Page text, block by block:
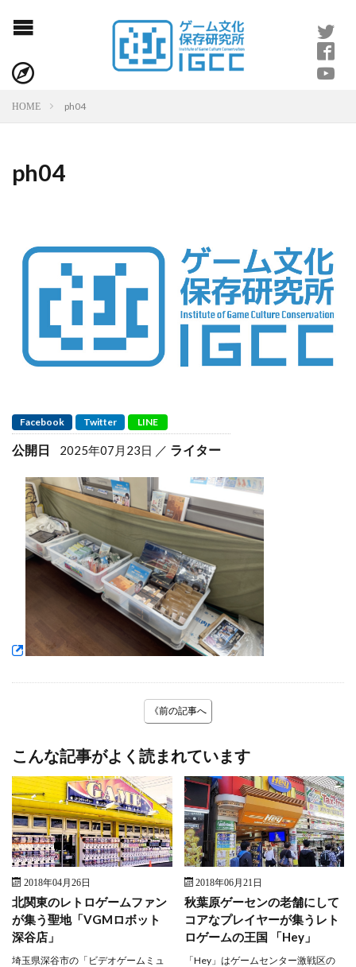
HOME ph04
ph04
Facebook Twitter LINE
公開日 2025年07月23日 ライター
《前の記事へ
こんな記事がよく読まれています
2018年04月26日
北関東のレトロゲームファン
が集う聖地「VGMロボット
深谷店」
埼玉県深谷市の「ビデオゲームミュ
2018年06月21日
秋葉原ゲーセンの老舗にして
コアなプレイヤーが集うレト
ロゲームの王国 「Hey」
「Hey」はゲームセンター激戦区の